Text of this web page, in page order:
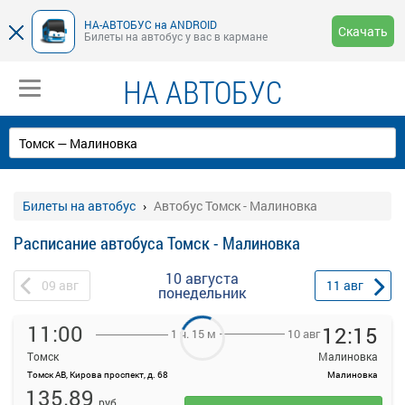
НА-АВТОБУС на ANDROID
Билеты на автобус у вас в кармане
Скачать
НА АВТОБУС
Билеты на автобус Автобус Томск - Малиновка
Расписание автобуса Томск - Малиновка
09 авг 10 августа
понедельник 11 авг
11:00
Томск
Томск АВ, Кирова проспект, д. 68
1 ч. 15 м 10 авг 12:15
Малиновка
Малиновка
135.89
На данной странице вы можете ознакомиться с расписанием и
купить билет онлайн на автобус Томск - Малиновка